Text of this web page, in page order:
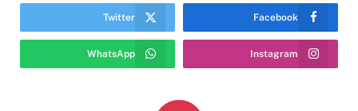
Facebook
Twitter
Instagram
WhatsApp